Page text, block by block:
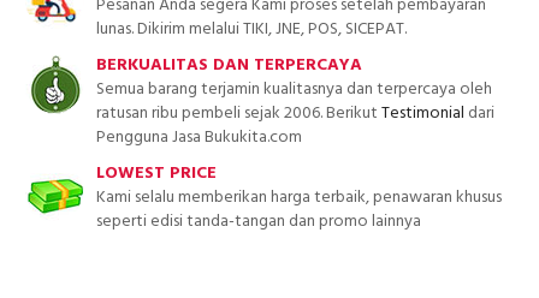
Pesanan Anda segera Kami proses setelah pembayaran
lunas. Dikirim melalui TIKI, JNE, POS, SICEPAT.
BERKUALITAS DAN TERPERCAYA
Semua barang terjamin kualitasnya dan terpercaya oleh
ratusan ribu pembeli sejak 2006. BerikutTestimonial dari
Pengguna Jasa Bukukita.com
LOWEST PRICE
Kami selalu memberikan harga terbaik, penawaran khusus
seperti edisi tanda-tangan dan promo lainnya